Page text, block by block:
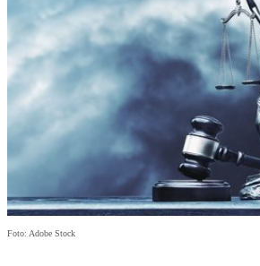
Foto: Adobe Stock